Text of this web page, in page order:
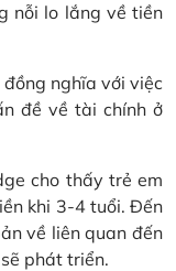
nỗi lo lắng về tiền
nghĩa với việc
đề về tài chính ở
cho thấy trẻ em
khi 3-4 tuổi. Đến
về liên quan đến
phát triển.